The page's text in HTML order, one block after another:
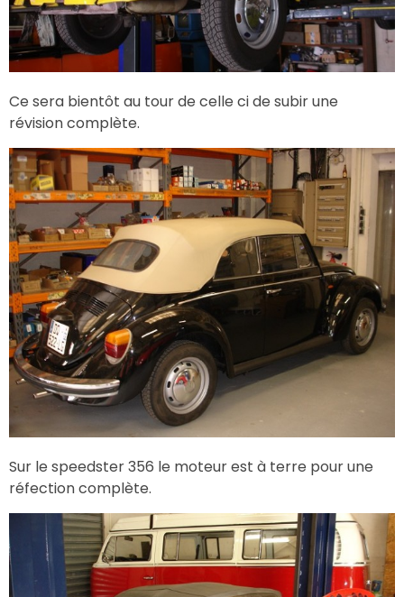
Ce sera bientôt au tour de celle ci de subir une
révision complète.
Sur le speedster 356 le moteur est à terre pour une
réfection complète.